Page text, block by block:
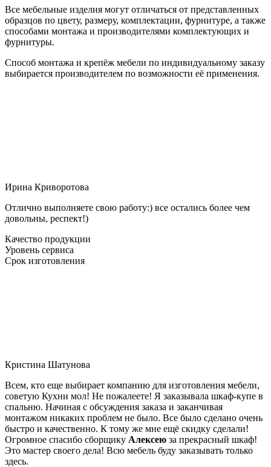
Все мебельные изделия могут отличаться от представленных
образцов по цвету, размеру, комплектации, фурнитуре, а также
способами монтажа и производителями комплектующих и
фурнитуры.
Способ монтажа и крепёж мебели по индивидуальному заказу
выбирается производителем по возможности её применения.
Ирина Криворотова
Отлично выполняете свою работу:) все остались более чем
довольны, респект!)
Качество продукции
Уровень сервиса
Срок изготовления
Кристина Шатунова
Всем, кто еще выбирает компанию для изготовления мебели,
советую Кухни мол! Не пожалеете! Я заказывала шкаф-купе в
спальню. Начиная с обсуждения заказа и заканчивая
монтажом никаких проблем не было. Все было сделано очень
быстро и качественно. К тому же мне ещё скидку сделали!
Огромное спасибо сборщику Алексею за прекрасный шкаф!
Это мастер своего дела! Всю мебель буду заказывать только
здесь.